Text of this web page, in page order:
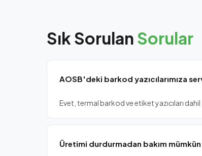
Sık Sorulan Sorular
AOSB'deki barkod yazıcılarımıza
Evet, termal barkod ve etiket yazıcıları
Üretimi durdurmadan bakım mümkün